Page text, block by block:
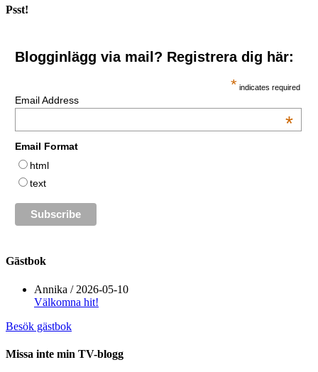
Psst!
Blogginlägg via mail? Registrera dig här:
* indicates required
Email Address
*
Email Format
html
text
Gästbok
Annika / 2026-05-10
Välkomna hit!
Besök gästbok
Missa inte min TV-blogg